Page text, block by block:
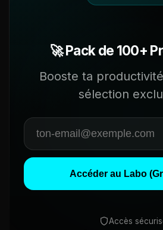
🚀 Pack de 100+
Booste ta
sélection
Accéder au Labo
Accès